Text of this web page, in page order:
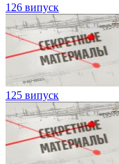
126 випуск
125 випуск